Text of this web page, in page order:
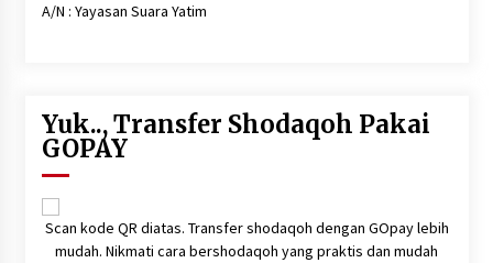
A/N : Yayasan Suara Yatim
Yuk.., Transfer Shodaqoh Pakai
GOPAY
Scan kode QR diatas. Transfer shodaqoh dengan GOpay lebih
mudah. Nikmati cara bershodaqoh yang praktis dan mudah